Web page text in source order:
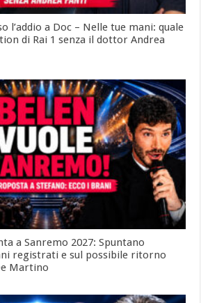
l’addio a Doc – Nelle tue mani: quale
di Rai 1 senza il dottor Andrea
a Sanremo 2027: Spuntano
registrati e sul possibile ritorno
Martino